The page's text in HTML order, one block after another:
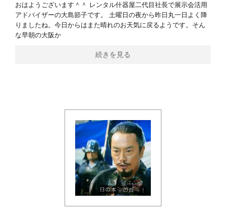
おはようございます＾＾ レンタル什器屋二代目社長で展示会活用
アドバイザーの大島節子です。 土曜日の夜から昨日丸一日よく降
りましたね。今日からはまた晴れのお天気に戻るようです。そん
な早朝の大阪か
続きを見る